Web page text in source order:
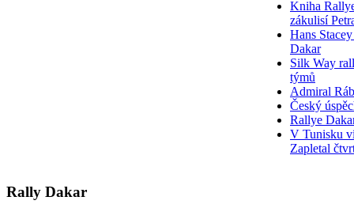
Kniha
zákulisí
Hans
Dakar
Silk Way
týmů
Admiral
Český
Rallye
V Tunisku
Zapletal
Rally Dakar